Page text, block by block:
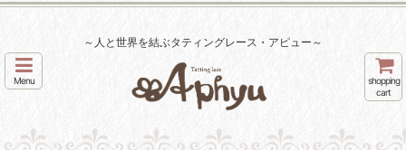
～人と世界を結ぶタティングレース・アピュー～
Menu
shopping
cart